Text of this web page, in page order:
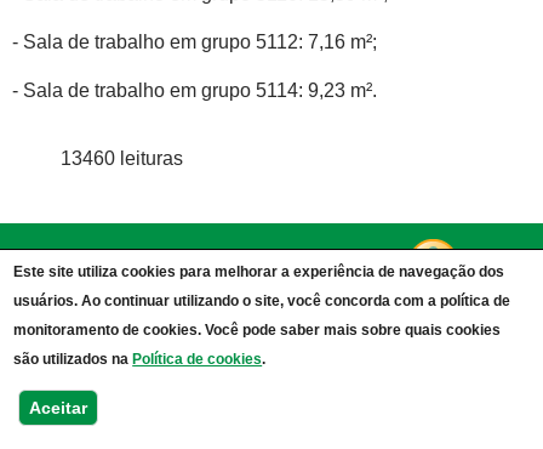
- Sala de trabalho em grupo 5112: 7,16 m²;
- Sala de trabalho em grupo 5114: 9,23 m².
13460 leituras
UNIPAMPA
Rua Ver. Alberto Benevenuto, 3200 - Bairro Passo -
São Borja, RS - 97670-000 - Fone (55)3430-9850
Institucional
Conselho de Campus
Este site utiliza cookies para melhorar a experiência de navegação dos
usuários. Ao continuar utilizando o site, você concorda com a política de
monitoramento de cookies. Você pode saber mais sobre quais cookies
são utilizados na Política de cookies.
Aceitar